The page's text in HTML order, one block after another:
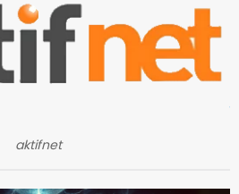
aktifnet